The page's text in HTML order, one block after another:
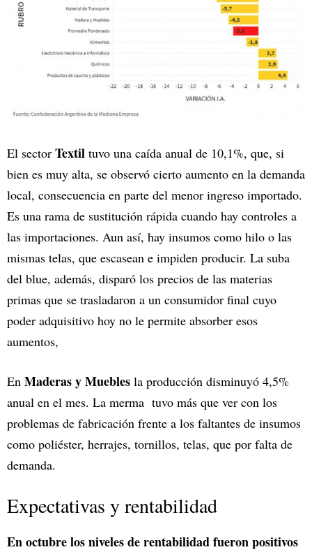
El sector Textil tuvo una caída anual de 10,1%, que, si
bien es muy alta, se observó cierto aumento en la demanda
local, consecuencia en parte del menor ingreso importado.
Es una rama de sustitución rápida cuando hay controles a
las importaciones. Aun así, hay insumos como hilo o las
mismas telas, que escasean e impiden producir. La suba
del blue, además, disparó los precios de las materias
primas que se trasladaron a un consumidor final cuyo
poder adquisitivo hoy no le permite absorber esos
aumentos,
En Maderas y Muebles la producción disminuyó 4,5%
anual en el mes. La merma tuvo más que ver con los
problemas de fabricación frente a los faltantes de insumos
como poliéster, herrajes, tornillos, telas, que por falta de
demanda.
Expectativas y rentabilidad
En octubre los niveles de rentabilidad fueron positivos